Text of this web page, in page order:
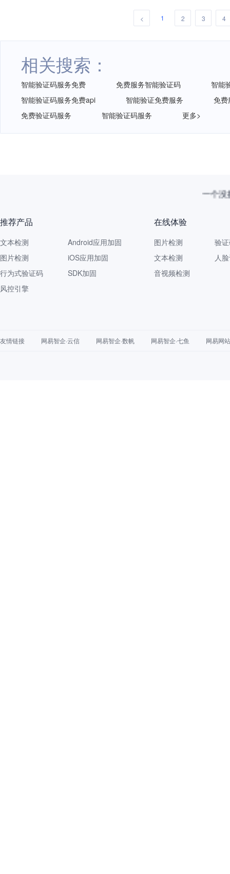
< 1 2 3 4
相关搜索：
智能验证码服务免费 免费服务智能验证码
智能
智能验证码服务免费api
智能验证免费服务
免费
免费验证码服务
智能验证码服务 更多>
一个没
推荐产品
文本检测
图片检测
行为式验证码
风控引擎
Android应用加固
iOS应用加固
SDK加固
在线体验
图片检测
文本检测
音视频检测
验
人
友情链接 网易智企·云信 网易智企·数帆 网易智企·七鱼 网易网